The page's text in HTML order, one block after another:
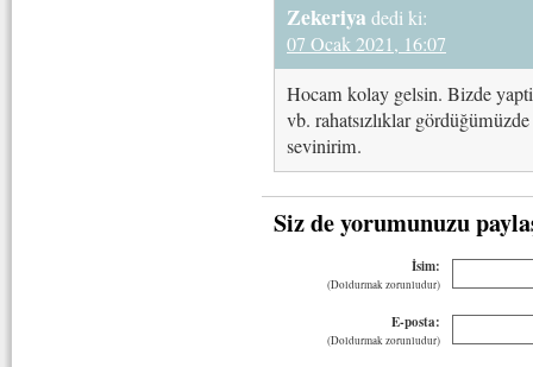
Zekeriya dedi ki:
07 Ocak 2021, 16:07
Hocam kolay gelsin. Bizde
vb. rahatsızlıklar
sevinirim.
Siz de yorumunuzu
İsim:
(Doldurmak zorunludur)
E-posta:
(Doldurmak zorunludur)